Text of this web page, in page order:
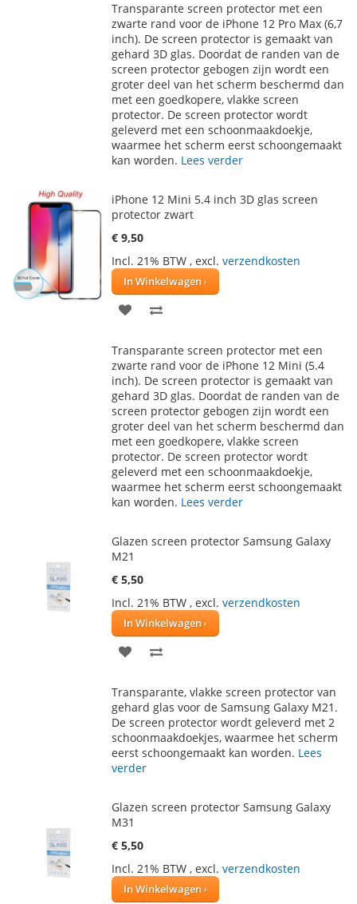
AAN
VERLANGLIJST
TE
VERGELIJKEN
Transparante screen protector met een
zwarte rand voor de iPhone 12 Pro Max (6,7
inch). De screen protector is gemaakt van
gehard 3D glas. Doordat de randen van de
screen protector gebogen zijn wordt een
groter deel van het scherm beschermd dan
met een goedkopere, vlakke screen
protector. De screen protector wordt
geleverd met een schoonmaakdoekje,
waarmee het scherm eerst schoongemaakt
kan worden. Lees verder
iPhone 12 Mini 5.4 inch 3D glas screen
protector zwart
€ 9,50
Incl. 21% BTW , excl. verzendkosten
In Winkelwagen
VOEG
AAN
VERLANGLIJST
TE
VERGELIJKEN
Transparante screen protector met een
zwarte rand voor de iPhone 12 Mini (5.4
inch). De screen protector is gemaakt van
gehard 3D glas. Doordat de randen van de
screen protector gebogen zijn wordt een
groter deel van het scherm beschermd dan
met een goedkopere, vlakke screen
protector. De screen protector wordt
geleverd met een schoonmaakdoekje,
waarmee het scherm eerst schoongemaakt
kan worden. Lees verder
Glazen screen protector Samsung Galaxy
M21
€ 5,50
Incl. 21% BTW , excl. verzendkosten
In Winkelwagen
VOEG
AAN
VERLANGLIJST
TE
VERGELIJKEN
Transparante, vlakke screen protector van
gehard glas voor de Samsung Galaxy M21.
De screen protector wordt geleverd met 2
schoonmaakdoekjes, waarmee het scherm
eerst schoongemaakt kan worden. Lees
verder
Glazen screen protector Samsung Galaxy
M31
€ 5,50
Incl. 21% BTW , excl. verzendkosten
In Winkelwagen